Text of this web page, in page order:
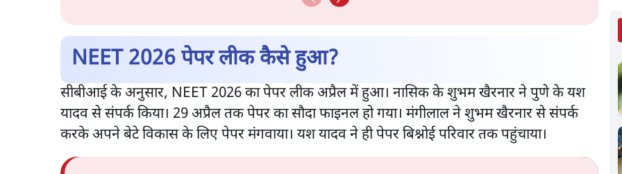
NEET 2026 पेपर लीक कैसे हुआ?
सीबीआई के अनुसार, NEET 2026 का पेपर लीक अप्रैल में हुआ। नासिक के शुभम खैरनार ने पुणे के यश
यादव से संपर्क किया। 29 अप्रैल तक पेपर का सौदा फाइनल हो गया। मंगीलाल ने शुभम खैरनार से संपर्क
करके अपने बेटे विकास के लिए पेपर मंगवाया। यश यादव ने ही पेपर बिश्नोई परिवार तक पहुंचाया।